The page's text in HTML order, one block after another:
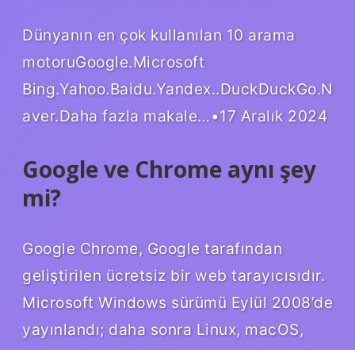
Dünyanın en çok kullanılan 10 arama
motoruGoogle.Microsoft
Bing.Yahoo.Baidu.Yandex..DuckDuckGo.N
aver.Daha fazla makale…•17 Aralık 2024
Google ve Chrome aynı şey
mi?
Google Chrome, Google tarafından
geliştirilen ücretsiz bir web tarayıcısıdır.
Microsoft Windows sürümü Eylül 2008’de
yayınlandı; daha sonra Linux, macOS,